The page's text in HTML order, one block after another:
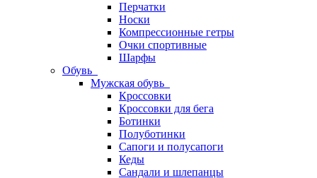
Перчатки
Носки
Компрессионные гетры
Очки спортивные
Шарфы
Обувь
Мужская обувь
Кроссовки
Кроссовки для бега
Ботинки
Полуботинки
Сапоги и полусапоги
Кеды
Сандали и шлепанцы